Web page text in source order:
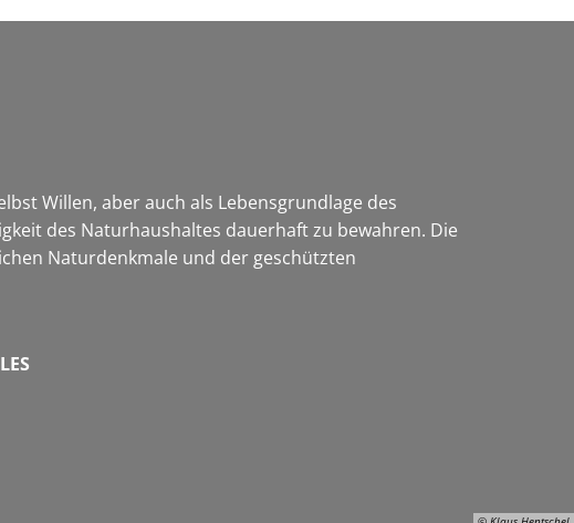
Willen, aber auch als Lebensgrundlage des
des Naturhaushaltes dauerhaft zu bewahren. Die
Naturdenkmale und der geschützten